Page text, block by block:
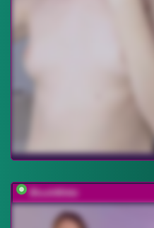
BlushMikki